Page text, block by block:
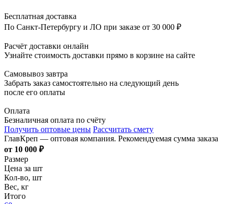
Бесплатная доставка
По Санкт-Петербургу и ЛО при заказе от 30 000 ₽
Расчёт доставки онлайн
Узнайте стоимость доставки прямо в корзине на сайте
Самовывоз завтра
Забрать заказ самостоятельно на следующий день
после его оплаты
Оплата
Безналичная оплата по счёту
Получить оптовые цены Рассчитать смету
ГлавКреп — оптовая компания. Рекомендуемая сумма заказа
от 10 000 ₽
Размер
Цена за шт
Кол-во, шт
Вес, кг
Итого